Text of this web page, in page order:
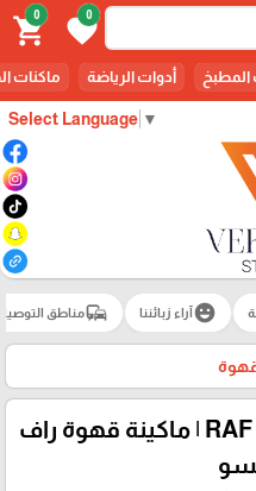
Select Language ▼
0
favorite
0
shopping_cart
المطبخ أدوات الرياضة ماكنات
emoji_emotionsآراء زبائننا commuteمناطق
RAF Espresso Coffee Maker | ماكينة قهوة راف